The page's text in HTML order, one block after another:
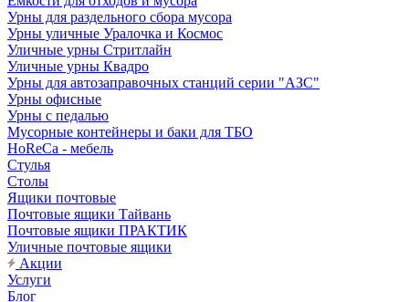
Урны для раздельного сбора мусора
Урны уличные Уралочка и Космос
Уличные урны Стритлайн
Уличные урны Квадро
Урны для автозаправочных станций серии "АЗС"
Урны офисные
Урны с педалью
Мусорные контейнеры и баки для ТБО
HoReCa - мебель
Стулья
Столы
Ящики почтовые
Почтовые ящики Тайвань
Почтовые ящики ПРАКТИК
Уличные почтовые ящики
Акции
Услуги
Блог